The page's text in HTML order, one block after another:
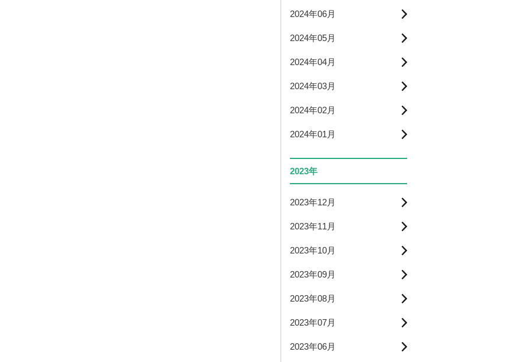
2024年06月
2024年05月
2024年04月
2024年03月
2024年02月
2024年01月
2023年
2023年12月
2023年11月
2023年10月
2023年09月
2023年08月
2023年07月
2023年06月